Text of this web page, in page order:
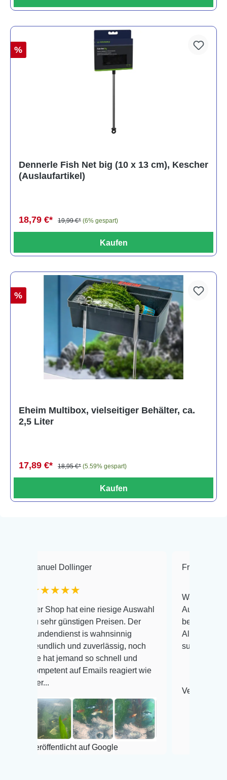
%
Dennerle Fish Net big (10 x 13 cm), Kescher
(Auslaufartikel)
18,79 €* 19,99 €* (6% gespart)
Kaufen
%
Eheim Multibox, vielseitiger Behälter, ca.
2,5 Liter
17,89 €* 18,95 €* (5.59% gespart)
Kaufen
Dollinger
Shop hat eine riesige Auswahl
sehr günstigen Preisen. Der
is wahnsinnig
und zuverlässig, noch
hat jemand so schnell und
auf Emails reagiert wie
auf Google
Frank Hackmayer
Warenanlieferung
Auswahl plus
befinden der Fische
Alles ist quick
super Zustand.
Veröffentlicht auf